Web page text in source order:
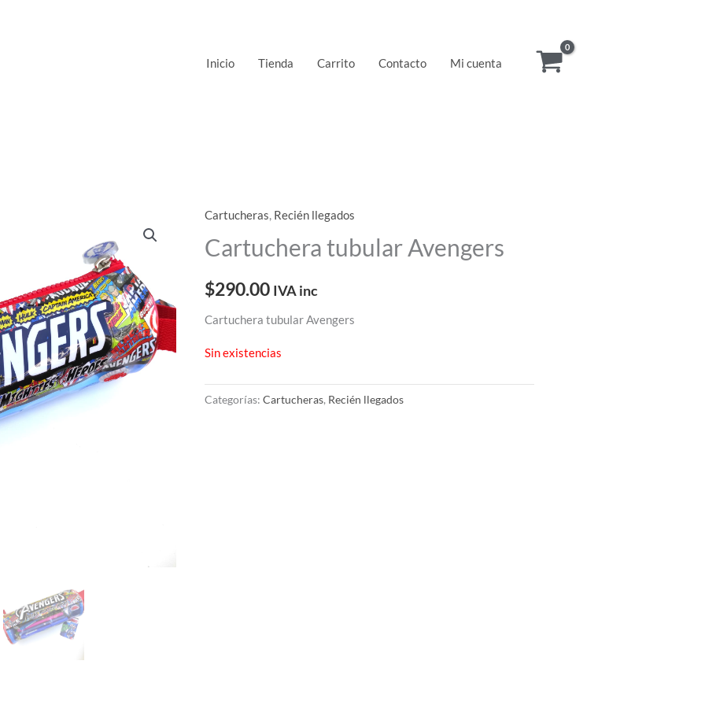
Inicio Tienda Carrito Contacto Mi cuenta
Cartucheras, Recién llegados
Cartuchera tubular Avengers
$290.00 IVA inc
Cartuchera tubular Avengers
Sin existencias
Categorías:Cartucheras, Recién llegados